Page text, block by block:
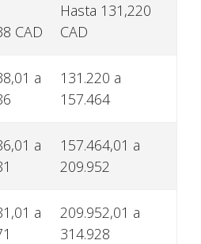
CAD
Hasta 131,220
CAD
a
131.220 a
157.464
a
157.464,01 a
209.952
a
209.952,01 a
314.928